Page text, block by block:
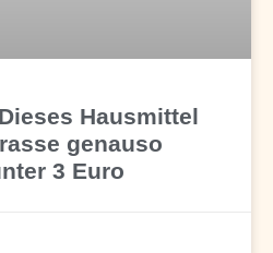
Hausmittel
genauso
3 Euro